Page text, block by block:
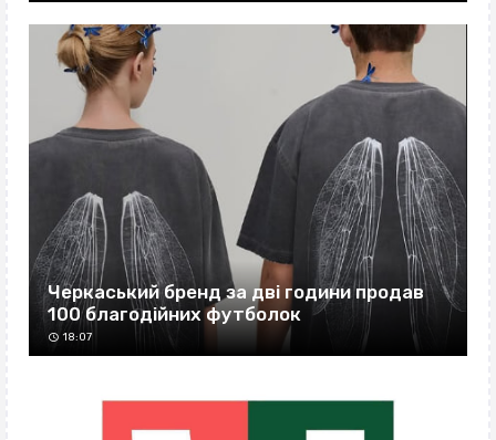
Черкаський бренд за дві години продав
100 благодійних футболок
18:07